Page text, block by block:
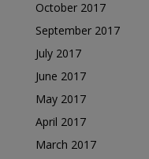
October 2017
September 2017
July 2017
June 2017
May 2017
April 2017
March 2017